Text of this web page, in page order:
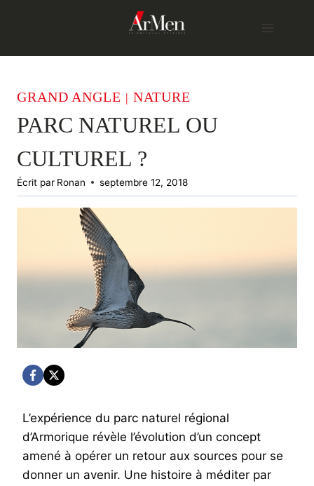
GRAND ANGLE | NATURE
PARC NATUREL OU
CULTUREL ?
Écrit par Ronan septembre 12, 2018
L’expérience du parc naturel régional
d’Armorique révèle l’évolution d’un concept
amené à opérer un retour aux sources pour se
donner un avenir. Une histoire à méditer par